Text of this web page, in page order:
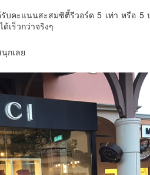
รับคะแนนสะสมซิตี้รีวอร์ด 5 เท่า หรือ
เร็วกว่าจริงๆ
กเลย